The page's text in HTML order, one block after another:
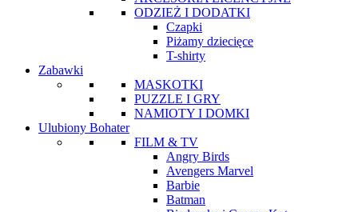
ODZIEŻ I DODATKI
Czapki
Piżamy dziecięce
T-shirty
Zabawki
MASKOTKI
PUZZLE I GRY
NAMIOTY I DOMKI
Ulubiony Bohater
FILM & TV
Angry Birds
Avengers Marvel
Barbie
Batman